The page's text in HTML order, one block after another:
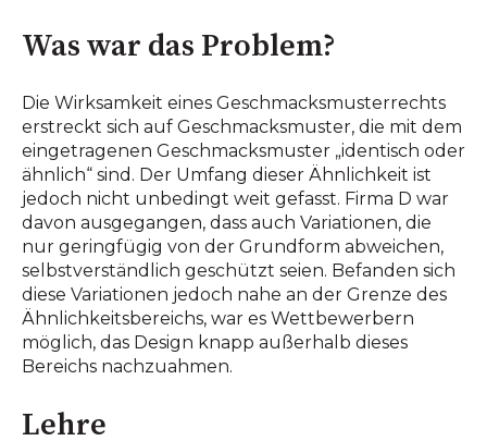
Was war das Problem?
Die Wirksamkeit eines Geschmacksmusterrechts
erstreckt sich auf Geschmacksmuster, die mit dem
eingetragenen Geschmacksmuster „identisch oder
ähnlich“ sind. Der Umfang dieser Ähnlichkeit ist
jedoch nicht unbedingt weit gefasst. Firma D war
davon ausgegangen, dass auch Variationen, die
nur geringfügig von der Grundform abweichen,
selbstverständlich geschützt seien. Befanden sich
diese Variationen jedoch nahe an der Grenze des
Ähnlichkeitsbereichs, war es Wettbewerbern
möglich, das Design knapp außerhalb dieses
Bereichs nachzuahmen.
Lehre